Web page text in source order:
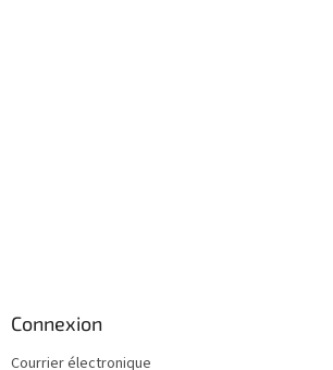
Connexion
Courrier électronique